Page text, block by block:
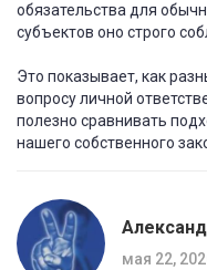
обязательства для
субъектов оно строго
Это показывает, как
вопросу личной
полезно сравнивать
нашего собственного
мая 22,